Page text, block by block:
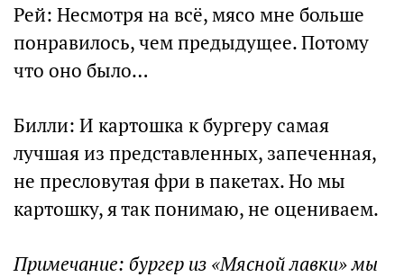
Рей: Несмотря на всё, мясо мне больше
понравилось, чем предыдущее. Потому
что оно было…
Билли: И картошка к бургеру самая
лучшая из представленных, запеченная,
не пресловутая фри в пакетах. Но мы
картошку, я так понимаю, не оцениваем.
Примечание: бургер из «Мясной лавки» мы